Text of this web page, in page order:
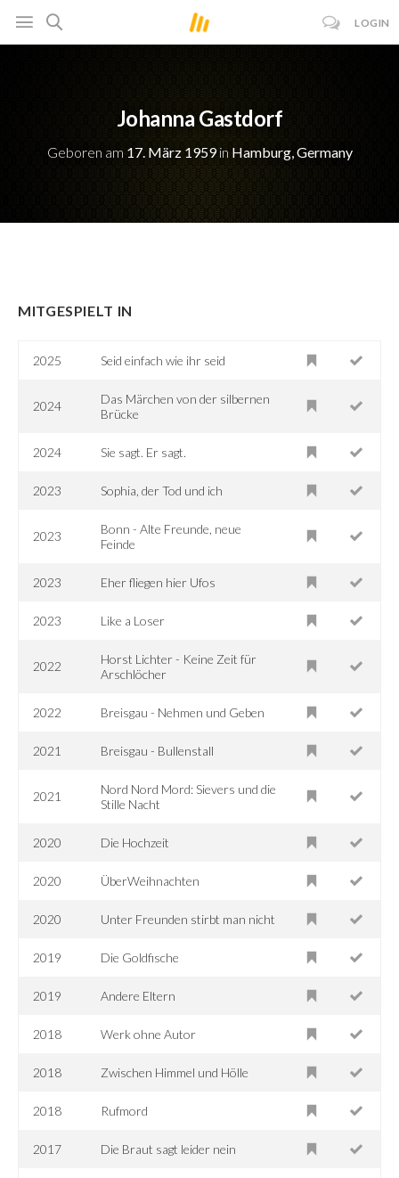
LOGIN
Johanna Gastdorf
Geboren am 17. März 1959in Hamburg, Germany
MITGESPIELT IN
2025 Seid einfach wie ihr seid
2024
Das Märchen von der silbernen
Brücke
2024 Sie sagt. Er sagt.
2023 Sophia, der Tod und ich
2023
Bonn - Alte Freunde, neue
Feinde
2023 Eher fliegen hier Ufos
2023 Like a Loser
2022
Horst Lichter - Keine Zeit für
Arschlöcher
2022 Breisgau - Nehmen und Geben
2021 Breisgau - Bullenstall
2021
Nord Nord Mord: Sievers und die
Stille Nacht
2020 Die Hochzeit
2020 ÜberWeihnachten
2020 Unter Freunden stirbt man nicht
2019 Die Goldfische
2019 Andere Eltern
2018 Werk ohne Autor
2018 Zwischen Himmel und Hölle
2018 Rufmord
2017 Die Braut sagt leider nein